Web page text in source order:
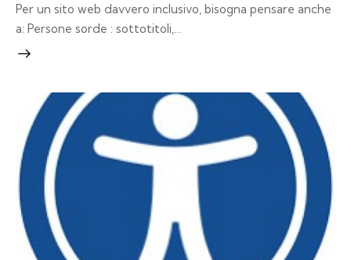
Per un sito web davvero inclusivo, bisogna pensare anche
a: Persone sorde : sottotitoli,…